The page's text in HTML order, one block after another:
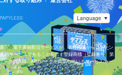
店・電子書籍配信サービスが、著作権者からコンテン
信サービスであることを示す登録商標（登録番号 第
ークの詳細、ABJマークを掲示しているサービスの一